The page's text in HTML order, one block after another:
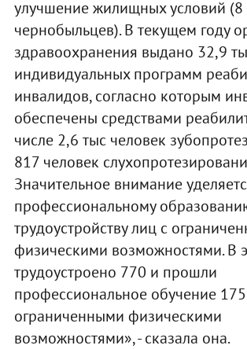
улучшение жилищных условий (8
чернобыльцев). В текущем году
здравоохранения выдано 32,9
индивидуальных программ
инвалидов, согласно которым
обеспечены средствами
числе 2,6 тыс человек
817 человек
Значительное внимание
профессиональному
трудоустройству лиц с
физическими возможностями. В
трудоустроено 770 и прошли
профессиональное обучение
ограниченными физическими
возможностями», - сказала она.